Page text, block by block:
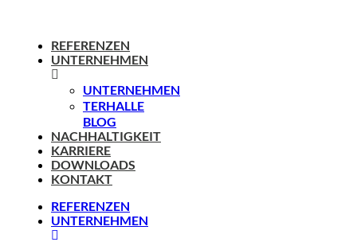
REFERENZEN
UNTERNEHMEN
UNTERNEHMEN
TERHALLE
BLOG
NACHHALTIGKEIT
KARRIERE
DOWNLOADS
KONTAKT
REFERENZEN
UNTERNEHMEN